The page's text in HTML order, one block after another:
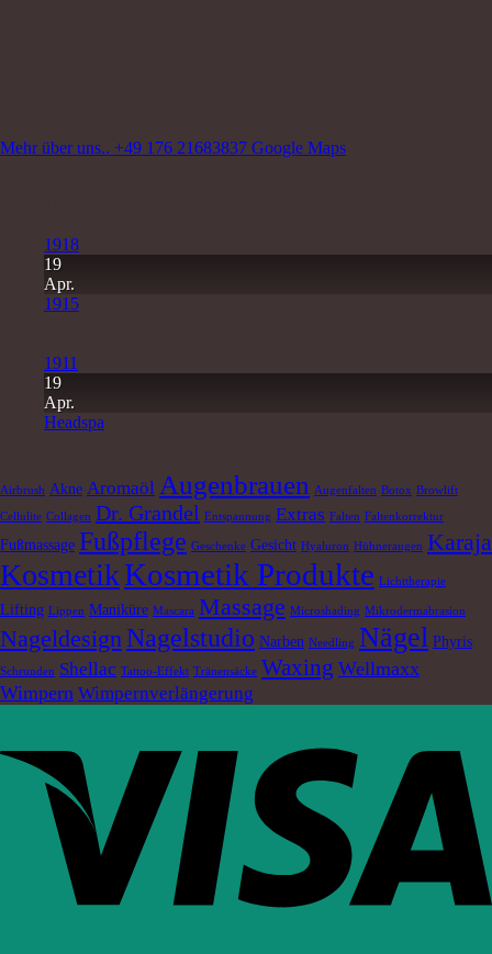
Mehr über uns.. +49 176 21683837 Google Maps
1918
19
Apr.
1915
1911
19
Apr.
Headspa
Airbrush Akne Aromaöl Augenbrauen Augenfalten Botox Browlift
Cellulite Collagen Dr. Grandel Entspannung Extras Falten Faltenkorrektur
Fußmassage Fußpflege Geschenke Gesicht Hyaluron Hühneraugen Karaja
KosmetikKosmetik Produkte Lichttherapie
Lifting Lippen Maniküre Mascara Massage Microshading Mikrodermabrasion
NageldesignNagelstudio Narben Needling Nägel Phyris
Schrunden Shellac Tattoo-Effekt Tränensäcke Waxing Wellmaxx
Wimpern Wimpernverlängerung